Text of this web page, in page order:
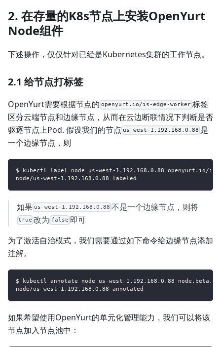
2. 在存量的K8s节点上安装OpenYurt
Node组件
下述操作，仅仅针对已经是Kubernetes集群的工作节点。
2.1 给节点打标签
OpenYurt需要根据节点的 openyurt.io/is-edge-worker 标签
区分云端节点和边缘节点，从而在云边断联情况下判断是否
驱逐节点上Pod. 假设我们的节点 us-west-1.192.168.0.88 是
一个边缘节点，则
$ kubectl label node us-west-1.192.168.0.88 openyurt.io/is-
node/us-west-1.192.168.0.88 labeled
如果 us-west-1.192.168.0.88 不是一个边缘节点，则将
true 改为 false 即可
为了激活自治模式，我们需要通过如下命令给边缘节点添加
注解。
$ kubectl annotate node us-west-1.192.168.0.88
node/us-west-1.192.168.0.88 annotated
如果希望使用OpenYurt的单元化管理能力，我们可以将该
节点加入节点池中：